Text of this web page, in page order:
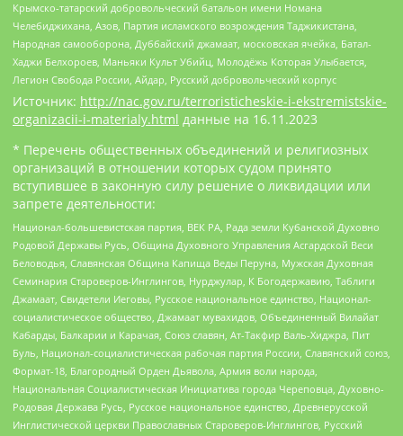
Крымско-татарский добровольческий батальон имени Номана
Челебиджихана, Азов, Партия исламского возрождения Таджикистана,
Народная самооборона, Дуббайский джамаат, московская ячейка, Батал-
Хаджи Белхороев, Маньяки Культ Убийц, Молодёжь Которая Улыбается,
Легион Свобода России, Айдар, Русский добровольческий корпус
Источник: http://nac.gov.ru/terroristicheskie-i-ekstremistskie-
organizacii-i-materialy.html данные на 16.11.2023
* Перечень общественных объединений и религиозных
организаций в отношении которых судом принято
вступившее в законную силу решение о ликвидации или
запрете деятельности:
Национал-большевистская партия, ВЕК РА, Рада земли Кубанской Духовно
Родовой Державы Русь, Община Духовного Управления Асгардской Веси
Беловодья, Славянская Община Капища Веды Перуна, Мужская Духовная
Семинария Староверов-Инглингов, Нурджулар, К Богодержавию, Таблиги
Джамаат, Свидетели Иеговы, Русское национальное единство, Национал-
социалистическое общество, Джамаат мувахидов, Объединенный Вилайат
Кабарды, Балкарии и Карачая, Союз славян, Ат-Такфир Валь-Хиджра, Пит
Буль, Национал-социалистическая рабочая партия России, Славянский союз,
Формат-18, Благородный Орден Дьявола, Армия воли народа,
Национальная Социалистическая Инициатива города Череповца, Духовно-
Родовая Держава Русь, Русское национальное единство, Древнерусской
Инглистической церкви Православных Староверов-Инглингов, Русский